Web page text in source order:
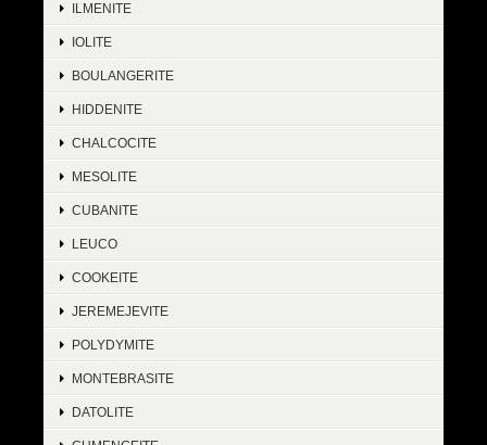
ILMENITE
IOLITE
BOULANGERITE
HIDDENITE
CHALCOCITE
MESOLITE
CUBANITE
LEUCO
COOKEITE
JEREMEJEVITE
POLYDYMITE
MONTEBRASITE
DATOLITE